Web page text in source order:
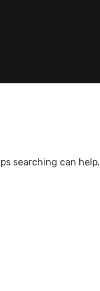
searching can help.